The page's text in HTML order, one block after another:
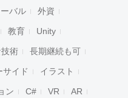
バル 外資
教育 Unity
術 長期継続も可
サイド イラスト
ン C# VR AR